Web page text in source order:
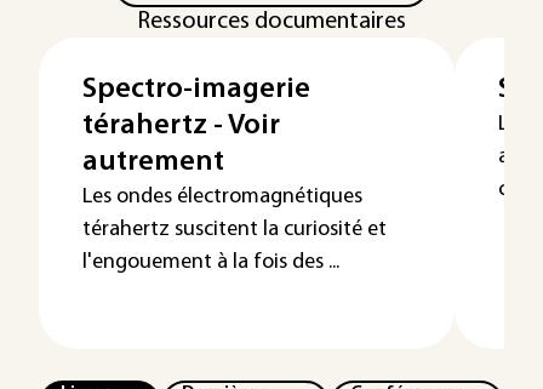
Ressources documentaires
Spectro-imagerie
térahertz - Voir
autrement
Les ondes électromagnétiques
térahertz suscitent la curiosité et
l'engouement à la fois des ...
La